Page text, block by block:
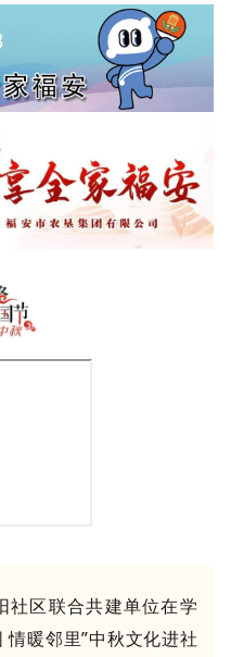
社区联合共建单位在学
情暖邻里”中秋文化进社